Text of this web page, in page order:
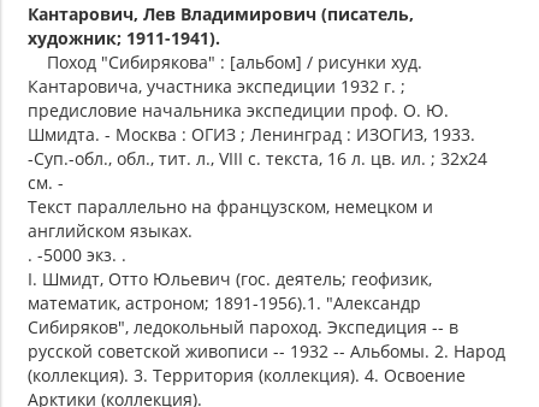
Кантарович, Лев Владимирович (писатель,
художник; 1911-1941).
Поход "Сибирякова" : [альбом] / рисунки худ.
Кантаровича, участника экспедиции 1932 г. ;
предисловие начальника экспедиции проф. О. Ю.
Шмидта. - Москва : ОГИЗ ; Ленинград : ИЗОГИЗ, 1933.
-Суп.-обл., обл., тит. л., VIII с. текста, 16 л. цв. ил. ; 32х24
см. -
Текст параллельно на французском, немецком и
английском языках.
. -5000 экз. .
I. Шмидт, Отто Юльевич (гос. деятель; геофизик,
математик, астроном; 1891-1956).1. "Александр
Сибиряков", ледокольный пароход. Экспедиция -- в
русской советской живописи -- 1932 -- Альбомы. 2. Народ
(коллекция). 3. Территория (коллекция). 4. Освоение
Арктики (коллекция).